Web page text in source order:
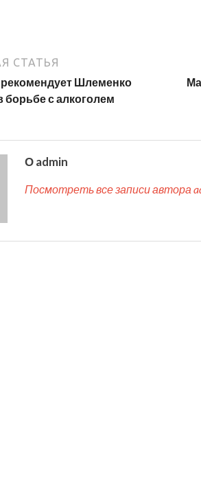
СТАТЬЯ
Шлеменко
борьбе с алкоголем
О admin
Посмотреть все записи автора